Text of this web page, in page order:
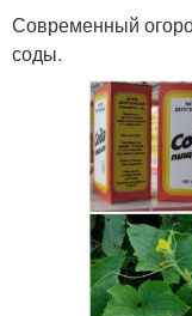
Современный
соды.